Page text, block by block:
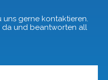
uns gerne kontaktieren.
da und beantworten all